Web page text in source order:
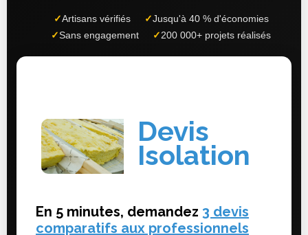
✓Artisans vérifiés ✓Jusqu'à 40 % d'économies
✓Sans engagement ✓200 000+ projets réalisés